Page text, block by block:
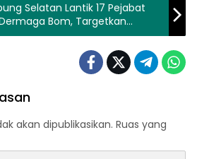
Selatan Lantik 17 Pejabat
Bom, Targetkan
Responsif
akan dipublikasikan. Ruas yang